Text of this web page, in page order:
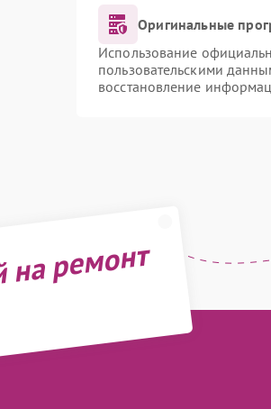
Оригинальные
Использование
пользовательскими
восстановление
ремонт